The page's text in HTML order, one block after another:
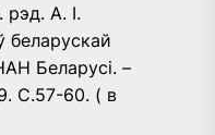
рэд. А. І.
беларускай
Беларусі. –
С.57-60. ( в